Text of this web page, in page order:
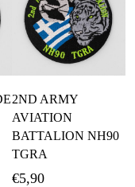
Καλάθι
2ND ARMY
AVIATION
BATTALION NH90
TGRA
€5,90